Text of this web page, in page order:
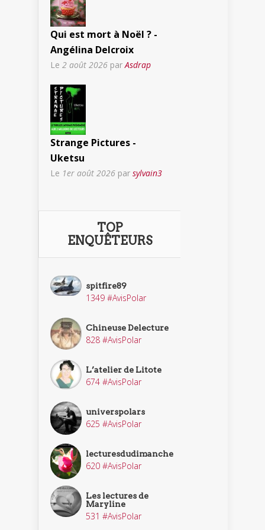
Qui est mort à Noël ? -
Angélina Delcroix
Le 2 août 2026 par Asdrap
Strange Pictures -
Uketsu
Le 1er août 2026 par sylvain3
TOP
ENQUÊTEURS
spitfire89
1349 #AvisPolar
Chineuse Delecture
828 #AvisPolar
L’atelier de Litote
674 #AvisPolar
universpolars
625 #AvisPolar
lecturesdudimanche
620 #AvisPolar
Les lectures de
Maryline
531 #AvisPolar